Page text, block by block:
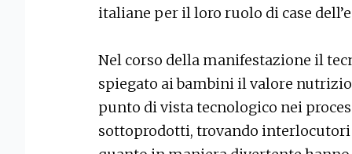
italiane per il loro ruolo di case
Nel corso della manifestazione il
spiegato ai bambini il valore
punto di vista tecnologico nei
sottoprodotti, trovando